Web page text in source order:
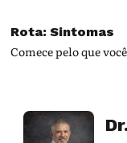
Rota: Sintomas
Comece pelo que